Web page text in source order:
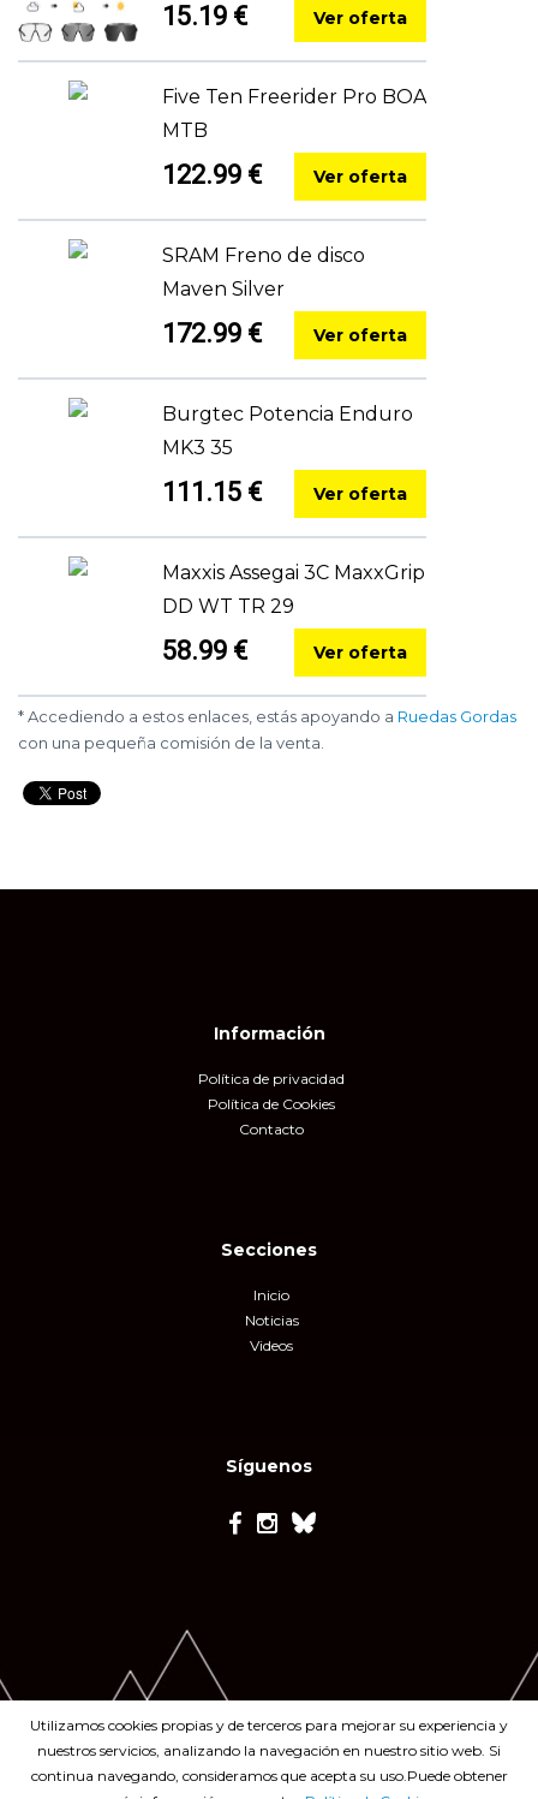
Utilizamos cookies propias y de terceros para mejorar su experiencia y
nuestros servicios, analizando la navegación en nuestro sitio web. Si
continua navegando, consideramos que acepta su uso.Puede obtener
15.19 € Ver oferta
Five Ten Freerider Pro BOA
MTB
122.99 € Ver oferta
SRAM Freno de disco
Maven Silver
172.99 € Ver oferta
Burgtec Potencia Enduro
MK3 35
111.15 € Ver oferta
Maxxis Assegai 3C MaxxGrip
DD WT TR 29
58.99 € Ver oferta
* Accediendo a estos enlaces, estás apoyando a Ruedas Gordas
con una pequeña comisión de la venta.
Información
Política de privacidad
Política de Cookies
Contacto
Síguenos
Secciones
Inicio
Noticias
Videos